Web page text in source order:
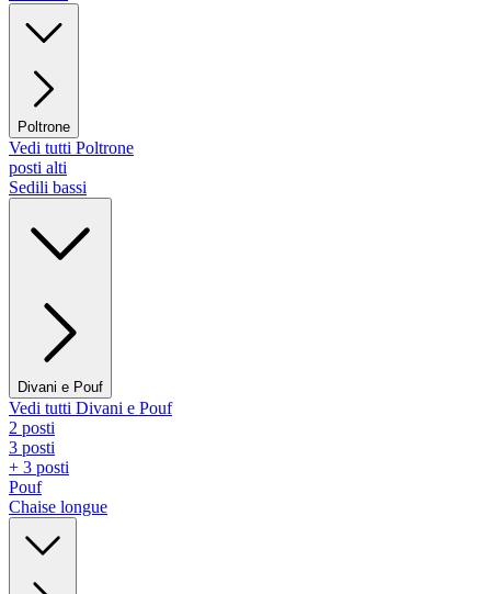
Poltrone
Vedi tutti Poltrone
posti alti
Sedili bassi
Divani e Pouf
Vedi tutti Divani e Pouf
2 posti
3 posti
+ 3 posti
Pouf
Chaise longue